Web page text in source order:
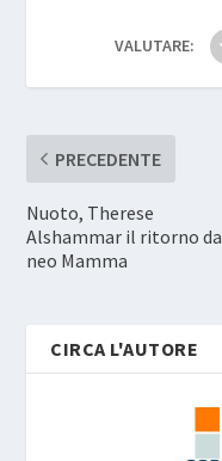
VALUTARE:
PRECEDENTE
Nuoto, Therese
Alshammar il ritorno da
neo Mamma
CIRCA L'AUTORE